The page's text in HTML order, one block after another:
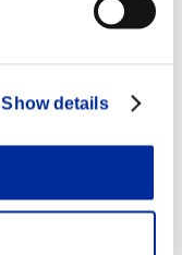
Show details